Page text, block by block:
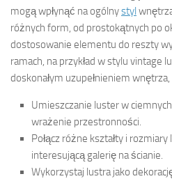
mogą wpłynąć na ogólnystyl
różnych form, od prostokątnych po
dostosowanie elementu do reszty
ramach, na przykład w stylu vintage
doskonałym uzupełnieniem
Umieszczanie luster w
wrażenie przestronności.
Połącz różne kształty i
interesującą galerię na ścianie.
Wykorzystaj lustra jako